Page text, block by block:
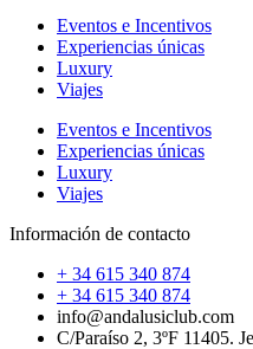
Eventos e Incentivos
Experiencias únicas
Luxury
Viajes
Eventos e Incentivos
Experiencias únicas
Luxury
Viajes
Información de contacto
+ 34 615 340 874
+ 34 615 340 874
info@andalusiclub.com
C/Paraíso 2, 3ºF 11405.